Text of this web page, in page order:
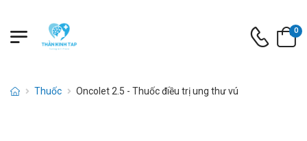
0
Thuốc Oncolet 2.5 - Thuốc điều trị ung thư vú